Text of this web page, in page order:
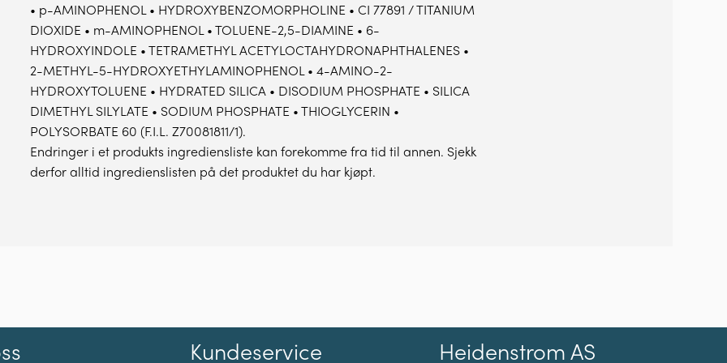
• p-AMINOPHENOL • HYDROXYBENZOMORPHOLINE • CI 77891 / TITANIUM
DIOXIDE • m-AMINOPHENOL • TOLUENE-2,5-DIAMINE • 6-
HYDROXYINDOLE • TETRAMETHYL ACETYLOCTAHYDRONAPHTHALENES •
2-METHYL-5-HYDROXYETHYLAMINOPHENOL • 4-AMINO-2-
HYDROXYTOLUENE • HYDRATED SILICA • DISODIUM PHOSPHATE • SILICA
DIMETHYL SILYLATE • SODIUM PHOSPHATE • THIOGLYCERIN •
POLYSORBATE 60 (F.I.L. Z70081811/1).
Endringer i et produkts ingrediensliste kan forekomme fra tid til annen. Sjekk
derfor alltid ingredienslisten på det produktet du har kjøpt.
Kundeservice Heidenstrom AS